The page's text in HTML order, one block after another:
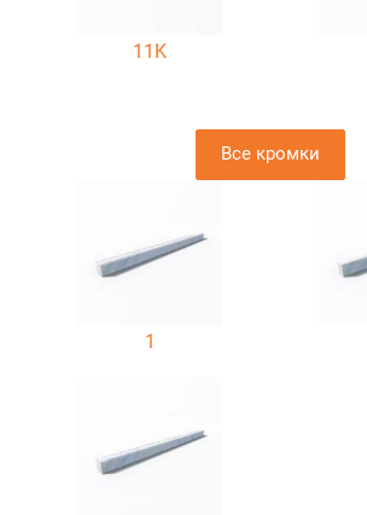
11K
Все кромки
1